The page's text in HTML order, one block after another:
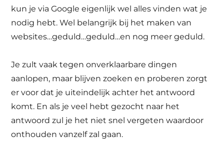
kun je via Google eigenlijk wel alles vinden wat je
nodig hebt. Wel belangrijk bij het maken van
websites…geduld…geduld…en nog meer geduld.
Je zult vaak tegen onverklaarbare dingen
aanlopen, maar blijven zoeken en proberen zorgt
er voor dat je uiteindelijk achter het antwoord
komt. En als je veel hebt gezocht naar het
antwoord zul je het niet snel vergeten waardoor
onthouden vanzelf zal gaan.